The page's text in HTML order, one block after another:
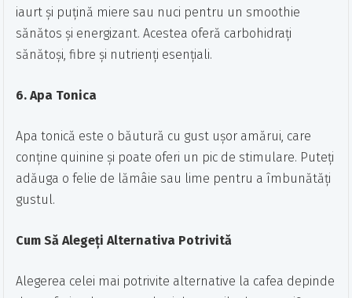
iaurt și puțină miere sau nuci pentru un smoothie
sănătos și energizant. Acestea oferă carbohidrați
sănătoși, fibre și nutrienți esențiali.
6. Apa Tonica
Apa tonică este o băutură cu gust ușor amărui, care
conține quinine și poate oferi un pic de stimulare. Puteți
adăuga o felie de lămâie sau lime pentru a îmbunătăți
gustul.
Cum Să Alegeți Alternativa Potrivită
Alegerea celei mai potrivite alternative la cafea depinde